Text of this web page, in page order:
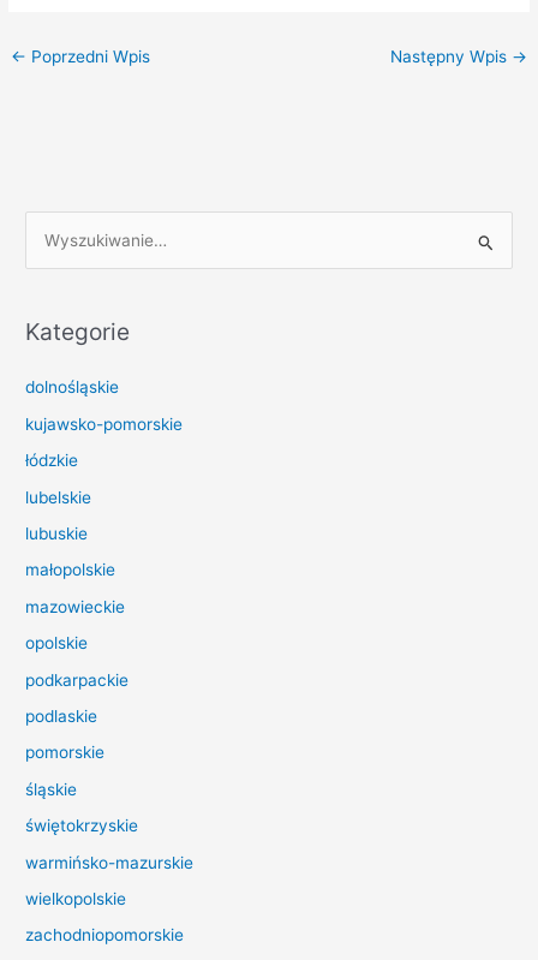
← Poprzedni Wpis Następny Wpis →
k
j
d
l
Kategorie
dolnośląskie
kujawsko-pomorskie
łódzkie
lubelskie
lubuskie
małopolskie
mazowieckie
opolskie
podkarpackie
podlaskie
pomorskie
śląskie
świętokrzyskie
warmińsko-mazurskie
wielkopolskie
zachodniopomorskie